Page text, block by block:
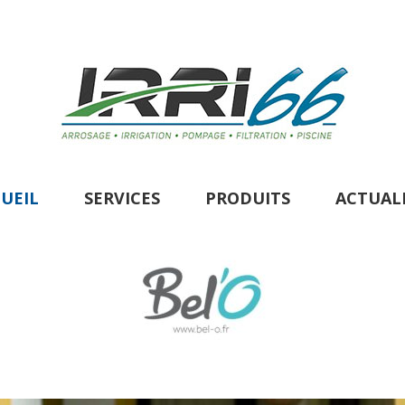
SERVICES PRODUITS